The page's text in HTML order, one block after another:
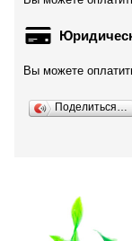
Вы можете
Поделиться…